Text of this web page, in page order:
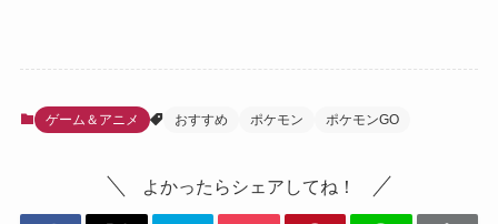
ゲーム＆アニメ おすすめ ポケモン ポケモンGO
よかったらシェアしてね！